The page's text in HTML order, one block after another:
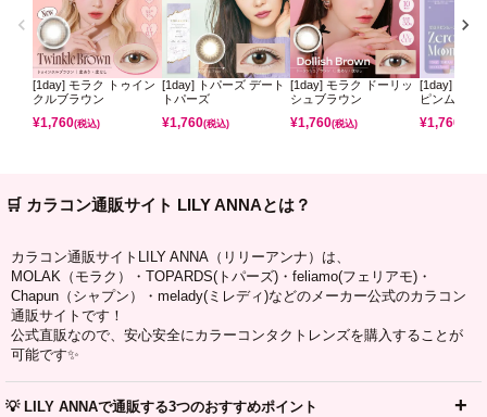
[1day] モラク トゥイン
クルブラウン
¥1,760(税込)
[1day] トパーズ デート
トパーズ
¥1,760(税込)
[1day] モラク ドーリッ
シュブラウン
¥1,760(税込)
[1day] ミレ
ピンムーン
¥1,760
🛒 カラコン通販サイト LILY ANNAとは？
カラコン通販サイトLILY ANNA（リリーアンナ）は、
MOLAK（モラク）・TOPARDS(トパーズ)・feliamo(フェリアモ)・
Chapun（シャプン）・melady(ミレディ)などのメーカー公式のカラコン
通販サイトです！
公式直販なので、安心安全にカラーコンタクトレンズを購入することが
可能です✨
💡 LILY ANNAで通販する3つのおすすめポイント